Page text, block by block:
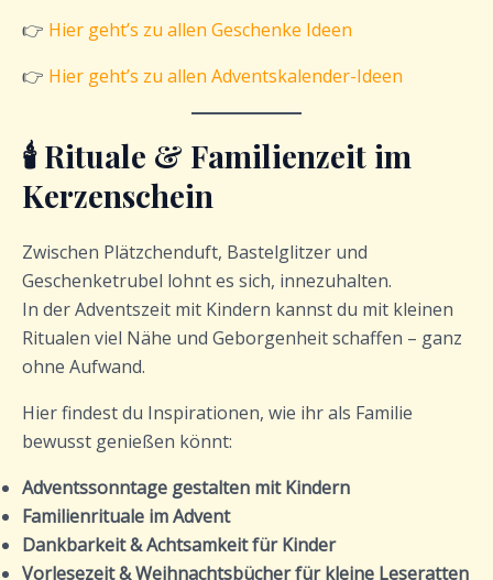
👉 Hier geht’s zu allen Geschenke Ideen
👉 Hier geht’s zu allen Adventskalender-Ideen
🕯️ Rituale & Familienzeit im
Kerzenschein
Zwischen Plätzchenduft, Bastelglitzer und
Geschenketrubel lohnt es sich, innezuhalten.
In der Adventszeit mit Kindern kannst du mit kleinen
Ritualen viel Nähe und Geborgenheit schaffen – ganz
ohne Aufwand.
Hier findest du Inspirationen, wie ihr als Familie
bewusst genießen könnt:
Adventssonntage gestalten mit Kindern
Familienrituale im Advent
Dankbarkeit & Achtsamkeit für Kinder
Vorlesezeit & Weihnachtsbücher für kleine Leseratten